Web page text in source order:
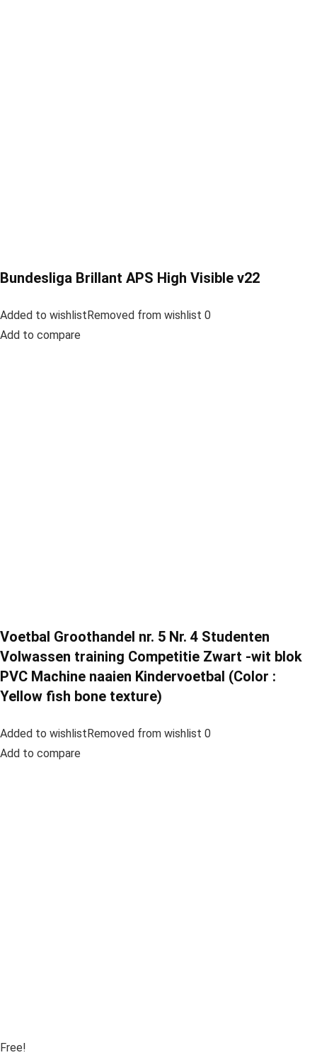
Bundesliga Brillant APS High Visible v22
Added to wishlistRemoved from wishlist 0
Add to compare
Voetbal Groothandel nr. 5 Nr. 4 Studenten
Volwassen training Competitie Zwart -wit blok
PVC Machine naaien Kindervoetbal (Color :
Yellow fish bone texture)
Added to wishlistRemoved from wishlist 0
Add to compare
Free!